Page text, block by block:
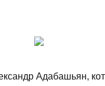
Адабашьян,